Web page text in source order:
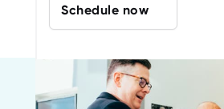
Schedule now